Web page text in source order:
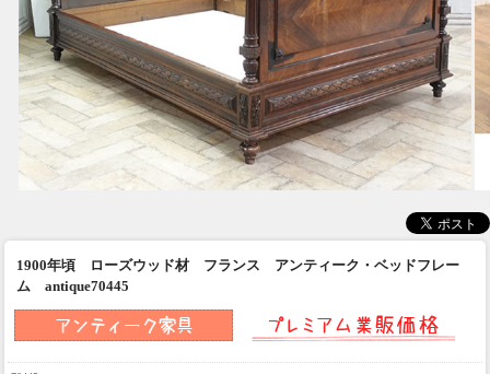
1900年頃 ローズウッド材 フランス アンティーク・ベッドフレー
ム antique70445